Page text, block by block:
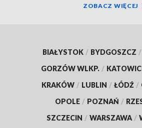
ZOBACZ WIĘCEJ
BIAŁYSTOK / BYDGOSZCZ /
GORZÓW WLKP. /
KRAKÓW / LUBLIN / ŁÓDŹ /
OPOLE / POZNAŃ /
SZCZECIN / WARSZAWA /